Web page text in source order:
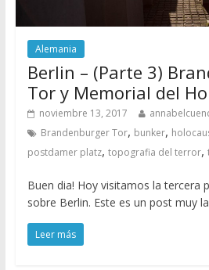
Alemania
Berlin – (Parte 3)
Tor y Memorial del
noviembre 13, 2017
Brandenburger Tor, bunker,
postdamer platz, topografia del terror,
Buen dia! Hoy visitamos la tercera
sobre Berlin. Este es un post muy
Leer más